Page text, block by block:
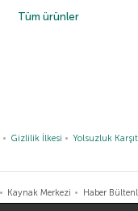
Tüm ürünler
Gizlilik İlkesi Yolsuzluk
Kaynak Merkezi Haber